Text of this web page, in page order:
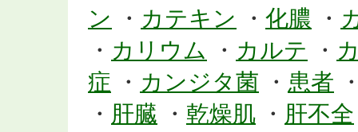
ン ・ カテキン ・ 化膿 ・
・ カリウム ・ カルテ ・
症 ・ カンジタ菌 ・ 患者
・ 肝臓 ・ 乾燥肌 ・ 肝不全